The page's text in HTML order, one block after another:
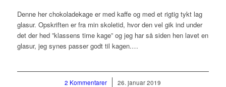
Denne her chokoladekage er med kaffe og med et rigtig tykt lag
glasur. Opskriften er fra min skoletid, hvor den vel gik ind under
det der hed ”klassens time kage” og jeg har så siden hen lavet en
glasur, jeg synes passer godt til kagen.…
2 Kommentarer
/ 26. januar 2019